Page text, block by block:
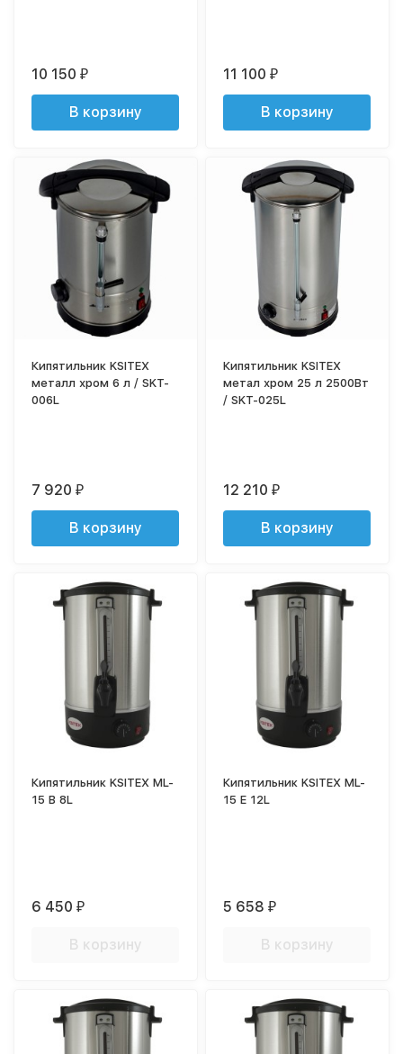
10 150₽
В корзину
11 100₽
В корзину
Кипятильник KSITEX
металл хром 6 л / SKT-
006L
7 920₽
В корзину
Кипятильник KSITEX
метал хром 25 л 2500Вт
/ SKT-025L
12 210₽
В корзину
Кипятильник KSITEX ML-
15 B 8L
6 450₽
В корзину
Кипятильник KSITEX ML-
15 Е 12L
5 658₽
В корзину